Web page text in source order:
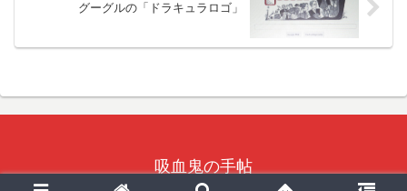
グーグルの「ドラキュラロゴ」
吸血鬼の手帖